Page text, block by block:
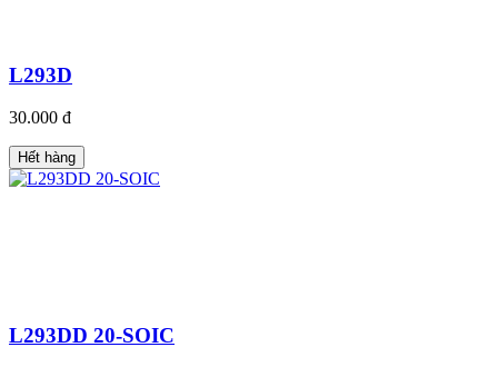
L293D
30.000 đ
Hết hàng
L293DD 20-SOIC